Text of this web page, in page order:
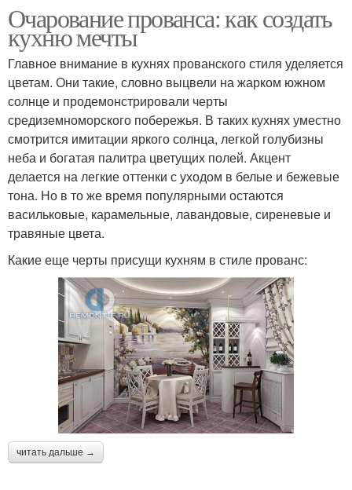
Очарование прованса: как создать
кухню мечты
Главное внимание в кухнях прованского стиля уделяется
цветам. Они такие, словно выцвели на жарком южном
солнце и продемонстрировали черты
средиземноморского побережья. В таких кухнях уместно
смотрится имитации яркого солнца, легкой голубизны
неба и богатая палитра цветущих полей. Акцент
делается на легкие оттенки с уходом в белые и бежевые
тона. Но в то же время популярными остаются
васильковые, карамельные, лавандовые, сиреневые и
травяные цвета.
Какие еще черты присущи кухням в стиле прованс:
читать дальше →